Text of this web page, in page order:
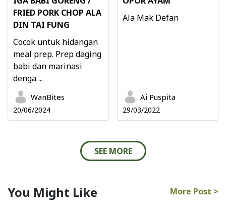
FRIED PORK CHOP ALA
DIN TAI FUNG
Cocok untuk hidangan
meal prep. Prep daging
babi dan marinasi
denga ...
WanBites
20/06/2024
Ala Mak Defan
Ai Puspita
29/03/2022
SEE MORE
You Might Like More Post >